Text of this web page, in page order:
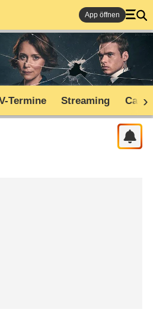
App öffnen
Termine Streaming Cast